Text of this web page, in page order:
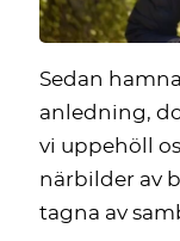
Sedan
anledning,
vi uppehöll
närbilder av
tagna av